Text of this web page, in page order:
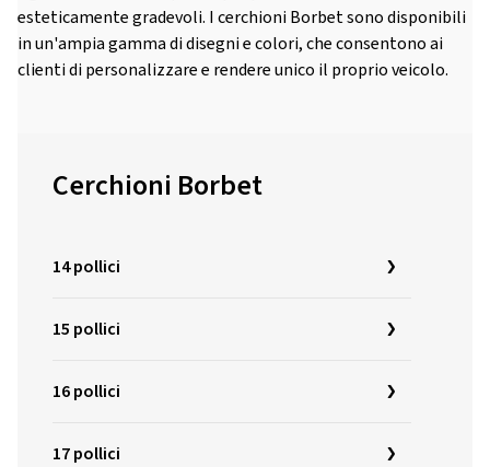
esteticamente gradevoli. I cerchioni Borbet sono disponibili
in un'ampia gamma di disegni e colori, che consentono ai
clienti di personalizzare e rendere unico il proprio veicolo.
Cerchioni Borbet
14 pollici
15 pollici
16 pollici
17 pollici